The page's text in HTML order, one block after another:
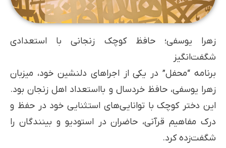
زهرا یوسفی؛ حافظ کوچک زنجانی با استعدادی
شگفت‌انگیز
برنامه “محفل” در یکی از اجراهای دلنشین خود، میزبان
زهرا یوسفی، حافظ خردسال و بااستعداد اهل زنجان بود.
این دختر کوچک با توانایی‌های استثنایی خود در حفظ و
درک مفاهیم قرآنی، حاضران در استودیو و بینندگان را
شگفت‌زده کرد.